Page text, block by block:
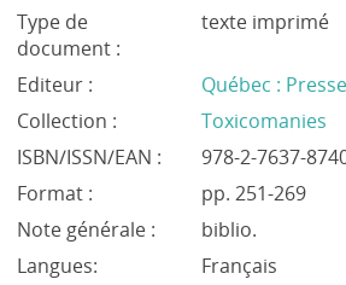
Type de
document :
texte imprimé
Editeur : Québec :
Collection :
Toxicomanies
ISBN/ISSN/EAN :
978-2-7637-
Format :
pp. 251-269
Note générale :
biblio.
Langues:
Français